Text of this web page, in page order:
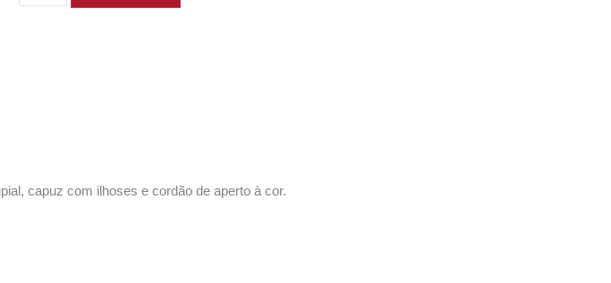
capuz com ilhoses e cordão de aperto à cor.